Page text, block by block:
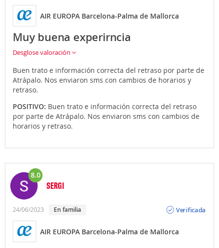
AIR EUROPA Barcelona-Palma de Mallorca
Muy buena experirncia
Desglose valoración
Buen trato e información correcta del retraso por parte de
Atrápalo. Nos enviaron sms con cambios de horarios y
retraso.
POSITIVO: Buen trato e información correcta del retraso
por parte de Atrápalo. Nos enviaron sms con cambios de
horarios y retraso.
8.0
SERGI
24/06/2023 en familia
Verificada
AIR EUROPA Barcelona-Palma de Mallorca